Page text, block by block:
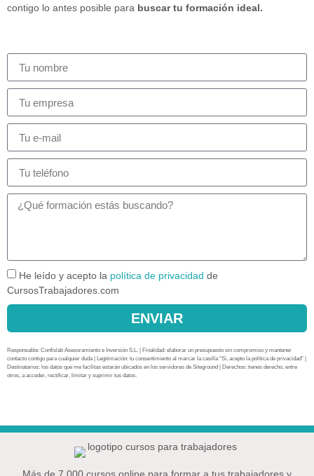
contigo lo antes posible para buscar tu formación ideal.
He leído y acepto la política de privacidad de
CursosTrabajadores.com
ENVIAR
Responsable: Confislab Asesoramiento e Inversión S.L. | Finalidad: elaborar un presupuesto sin compromiso y mantener
contacto contigo para cualquier duda | Legitimación: tu consentimiento al marcar la casilla “Sí, acepto la política de privacidad” |
Destinatarios: los datos que me facilitas estarán ubicados en los servidores de Siteground | Derechos: tienes derecho, entre
otros, a acceder, rectificar, limitar y suprimir tus datos.